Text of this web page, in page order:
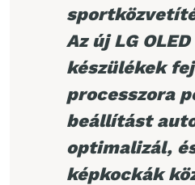
Az új LG
készülékek
processzora
beállítást
optimalizál,
képkockák